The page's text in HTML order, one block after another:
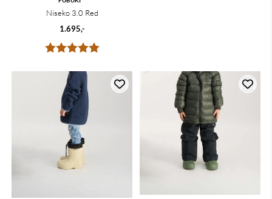
Karakter: 5.0 av 5 mulige
Niseko 3.0 Red
1.695,-